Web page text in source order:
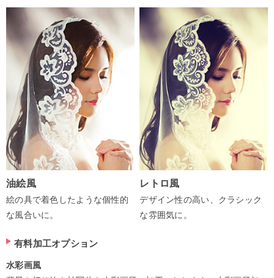
油絵風
絵の具で着色したような個性的
な風合いに。
レトロ風
デザイン性の高い、クラシック
な雰囲気に。
有料加工オプション
水彩画風